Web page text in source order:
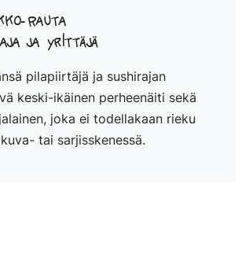
Rauta
ja yrittäjä
pilapiirtäjä ja sushirajan
keski-ikäinen perheenäiti sekä
joka ei todellakaan rieku
tai sarjisskenessä.